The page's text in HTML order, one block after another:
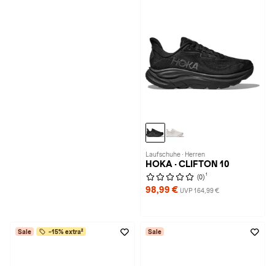
Laufschuhe · Herren
HOKA · CLIFTON 10
(0) 1
98,99 € UVP 164,99 €
Sale -15% extra² Sale